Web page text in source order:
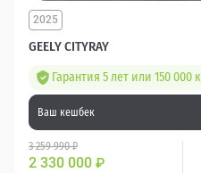
GEELY CITYRAY
2025
Гарантия 5 лет или 150 000
Ваш кешбек
3 259 990 ₽
2 330 000 ₽